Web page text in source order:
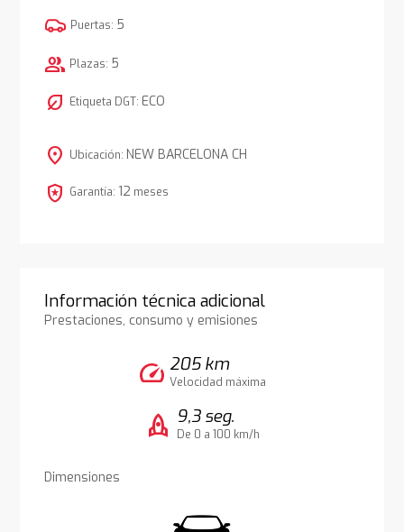
Puertas: 5
group Plazas: 5
nest_eco_leaf Etiqueta DGT: ECO
location_on Ubicación: NEW BARCELONA CH
local_police Garantía: 12 meses
Información técnica adicional
Prestaciones, consumo y emisiones
speed 205 km
Velocidad máxima
rocket 9,3 seg.
De 0 a 100 km/h
Dimensiones